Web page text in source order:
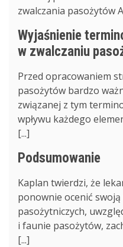
zwalczania pasożytów
Wyjaśnienie
w zwalczaniu
Przed opracowaniem
pasożytów bardzo
związanej z tym
wpływu każdego
[...]
Podsumowanie
Kaplan twierdzi, że
ponownie ocenić
pasożytniczych,
i faunie pasożytów,
[...]